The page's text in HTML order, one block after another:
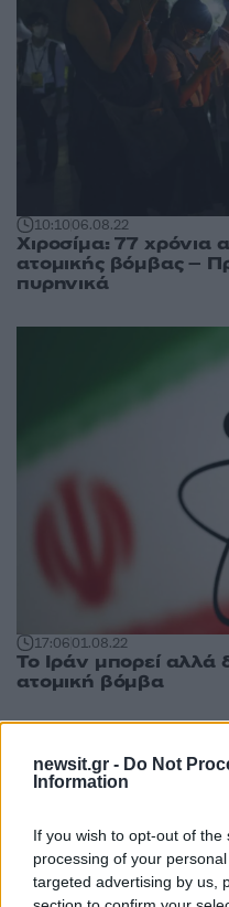
newsit.gr - Do Not
Information
If you wish to opt-out of
processing of your
targeted advertising by us,
10:1006.08.22
Χιροσίμα: 77 χρόνια
ατομικής βόμβας –
πυρηνικά
17:0601.08.22
Το Ιράν μπορεί αλλά
ατομική βόμβα